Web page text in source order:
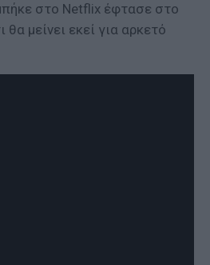
στο Netflix έφτασε στο
θα μείνει εκεί για αρκετό